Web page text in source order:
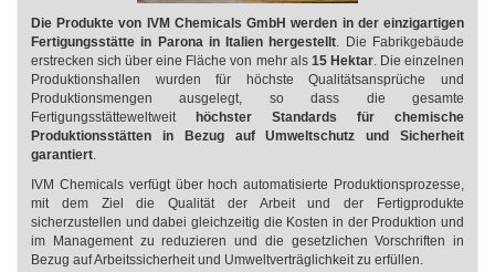
Die Produkte von IVM Chemicals GmbH​ werden in der einzigartigen
Fertigungsstätte in Parona in Italien hergestellt. Die Fabrikgebäude
erstrecken sich über eine Fläche von mehr als15 Hektar. Die einzelnen
Produktionshallen wurden für höchste Qualitätsansprüche und
Produktionsmengen ausgelegt, so dass die gesamte
Fertigungsstätteweltweit
höchster Standards für chemische
Produktionsstätten in Bezug auf Umweltschutz und Sicherheit
garantiert.​
IVM Chemicals verfügt über hoch automatisierte Produktionsprozesse,
mit dem Ziel die Qualität der Arbeit und der Fertigprodukte
sicherzustellen und dabei gleichzeitig die Kosten in der Produktion und
im Management zu reduzieren und die gesetzlichen Vorschriften in
Bezug auf Arbeitssicherheit und Umweltverträglichkeit zu erfüllen.